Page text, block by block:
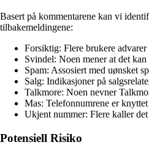
Basert på kommentarene kan vi
tilbakemeldingene:
Forsiktig: Flere brukere
Svindel: Noen mener at det
Spam: Assosiert med uønsket
Salg: Indikasjoner på
Talkmore: Noen nevner
Mas: Telefonnumrene er
Ukjent nummer: Flere kaller
Potensiell Risiko